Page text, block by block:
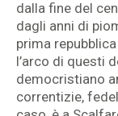
dalla fine del
dagli anni di
prima
l’arco di questi
democristiano
correntizie,